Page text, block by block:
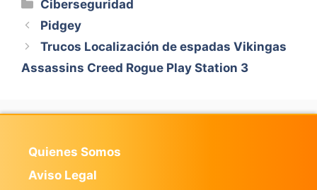
Ciberseguridad
Pidgey
Trucos Localización de espadas Vikingas
Assassins Creed Rogue Play Station 3
Quienes Somos
Aviso Legal